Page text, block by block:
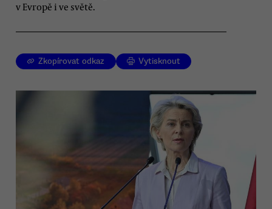
v Evropě i ve světě.
Zkopírovat odkaz Vytisknout